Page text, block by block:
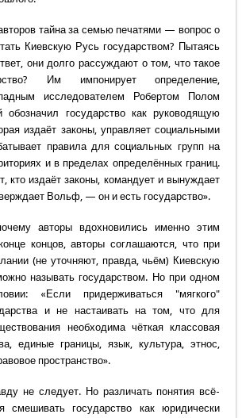
тайна за семью печатями — вопрос о
Киевскую Русь государством? Пытаясь
они долго рассуждают о том, что такое
Им импонирует определение,
исследователем Робертом Полом
обозначил государство как руководящую
издаёт законы, управляет социальными
правила для социальных групп на
и в пределах определённых границ.
кто издаёт законы, командует и вынуждает
Вольф, — он и есть государство».
авторы вдохновились именно этим
концов, авторы соглашаются, что при
(не уточняют, правда, чьём) Киевскую
называть государством. Но при одном
«Если придерживаться "мягкого"
и не настаивать на том, что для
необходима чёткая классовая
единые границы, язык, культура, этнос,
пространство».
не следует. Но различать понятия всё-
смешивать государство как юридически